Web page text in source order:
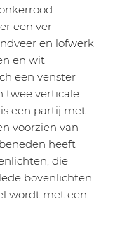
een ver
en lofwerk
en wit
een venster
twee verticale
een partij met
voorzien van
heeft
die
bovenlichten.
wordt met een